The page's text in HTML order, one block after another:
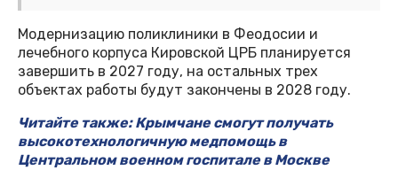
Модернизацию поликлиники в Феодосии и
лечебного корпуса Кировской ЦРБ планируется
завершить в 2027 году, на остальных трех
объектах работы будут закончены в 2028 году.
Читайте также: Крымчане смогут получать
высокотехнологичную медпомощь в
Центральном военном госпитале в Москве